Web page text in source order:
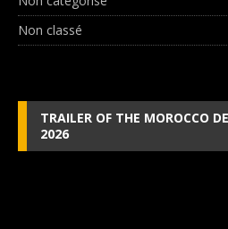
Non classé
TRAILER OF THE MOROCCO
2026